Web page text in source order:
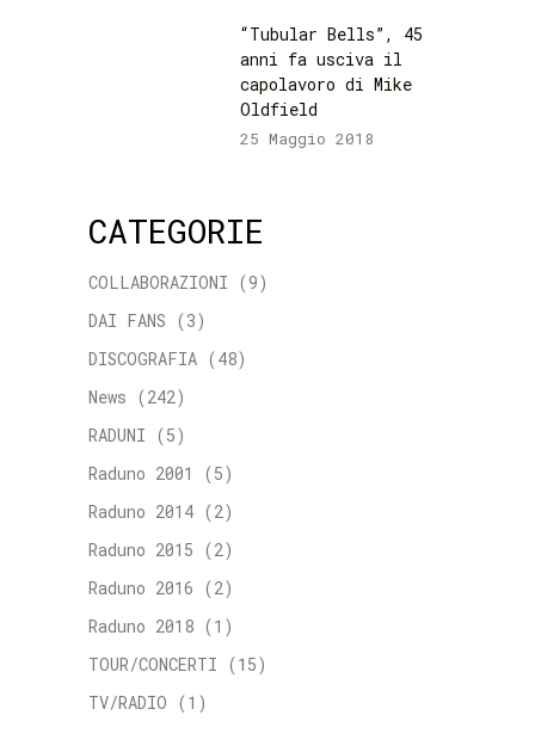
“Tubular Bells”, 45
anni fa usciva il
capolavoro di Mike
Oldfield
25 Maggio 2018
CATEGORIE
COLLABORAZIONI (9)
DAI FANS (3)
DISCOGRAFIA (48)
News (242)
RADUNI (5)
Raduno 2001
(5)
Raduno 2014 (2)
Raduno 2015 (2)
Raduno 2016 (2)
Raduno 2018 (1)
TOUR/CONCERTI (15)
TV/RADIO (1)